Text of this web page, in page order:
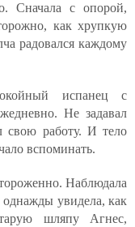
Сначала с опорой,
как хрупкую
радовался каждому
испанец с
Не задавал
свою работу. И тело
вспоминать.
Наблюдала
увидела, как
шляпу Агнес,